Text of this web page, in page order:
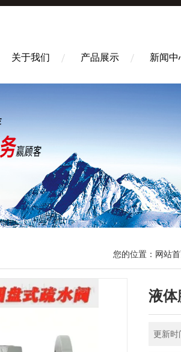
关于我们 产品展示 新闻中
您的位置： 网站
液体
更新时